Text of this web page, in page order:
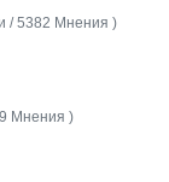
/ 5382 Мнения )
Мнения )